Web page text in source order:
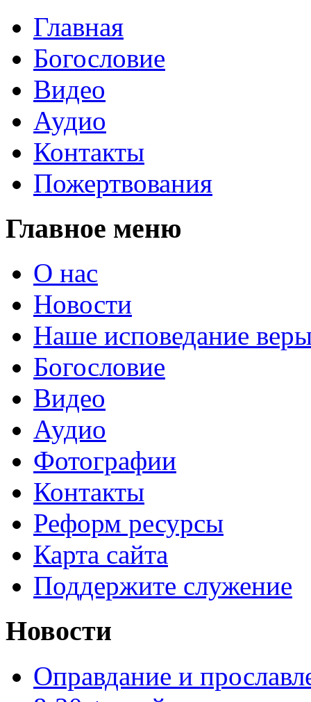
Главная
Богословие
Видео
Аудио
Контакты
Пожертвования
Главное меню
О нас
Новости
Наше исповедание
Богословие
Видео
Аудио
Фотографии
Контакты
Реформ ресурсы
Карта сайта
Поддержите служение
Новости
Оправдание и